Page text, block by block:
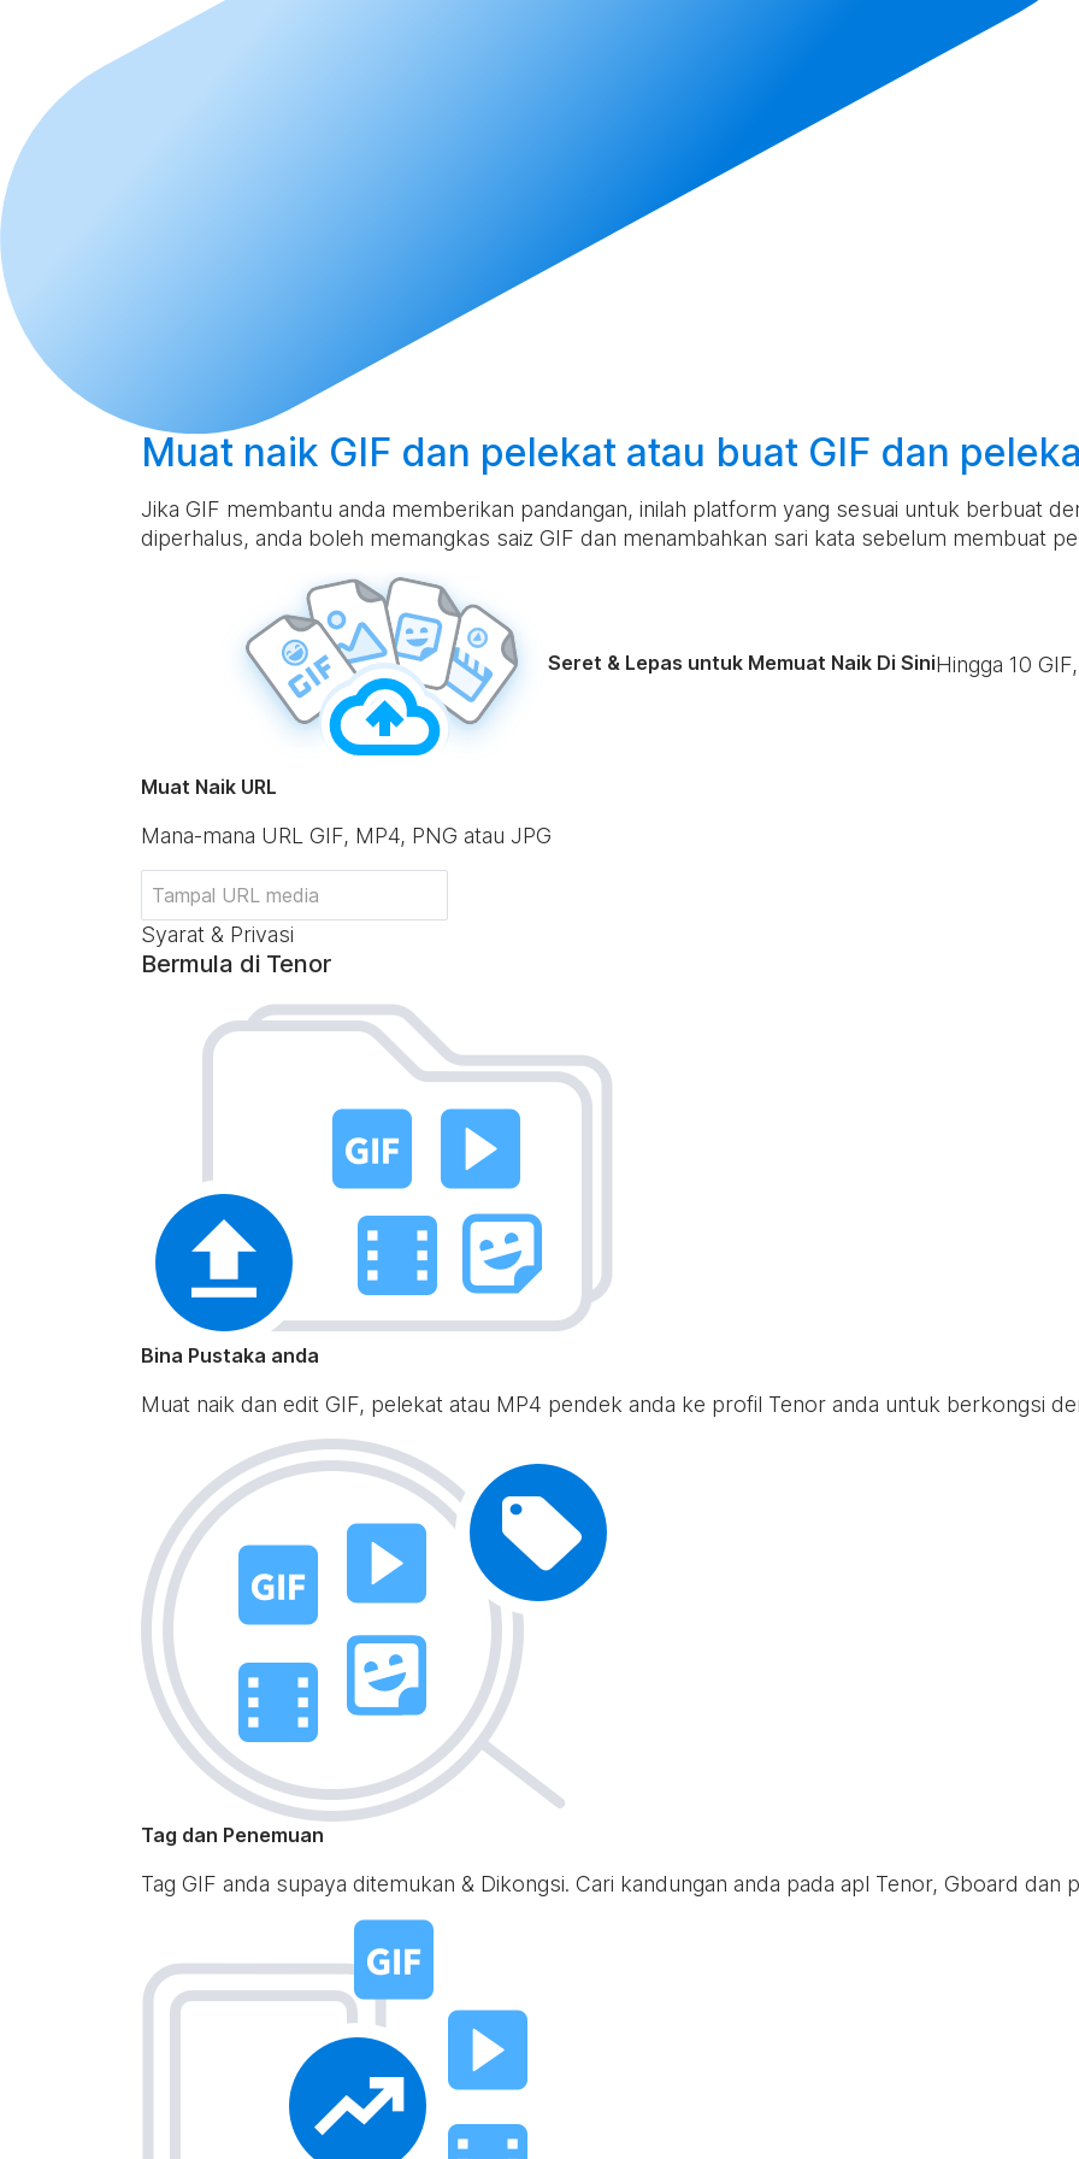
Muat naik GIF dan pelekat atau buat GIF dan
Jika GIF membantu anda memberikan pandangan, inilah platform yang sesuai untuk berbuat
diperhalus, anda boleh memangkas saiz GIF dan menambahkan sari kata sebelum membuat
Seret & Lepas untuk Memuat Naik Di SiniHingga 10
Muat Naik URL
Mana-mana URL GIF, MP4, PNG atau JPG
Syarat & Privasi
Bermula di Tenor
Bina Pustaka anda
Muat naik dan edit GIF, pelekat atau MP4 pendek anda ke profil Tenor anda untuk berkongsi
Tag dan Penemuan
Tag GIF anda supaya ditemukan & Dikongsi. Cari kandungan anda pada apl Tenor, Gboard dan